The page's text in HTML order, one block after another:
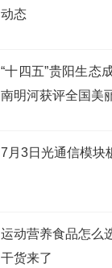
动态
“十四五”贵阳生
南明河获评全国美
7月3日光通信模块
运动营养食品怎么
干货来了